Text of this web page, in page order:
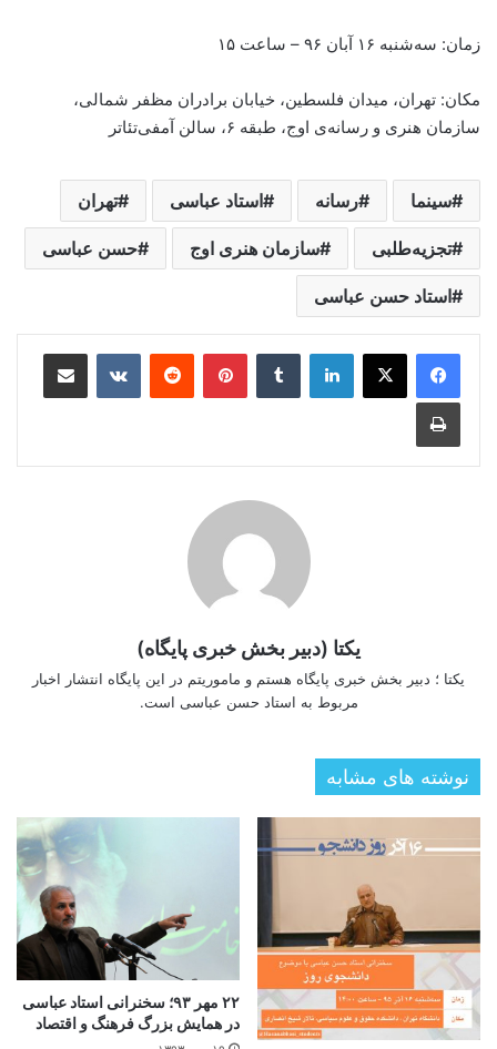
زمان: سه‌شنبه ۱۶ آبان ۹۶ – ساعت ۱۵
مکان: تهران، میدان فلسطین، خیابان برادران مظفر شمالی،
سازمان هنری و رسانه‌ی اوج، طبقه ۶، سالن آمفی‌تئاتر
سینما رسانه استاد عباسی تهران
تجزیه‌طلبی سازمان هنری اوج حسن عباسی
استاد حسن عباسی
لینکدین ‫تامبلر ‫پین‌ترست‫رددیت ‫VKontakteاشتراک گذاری از طریق ایمیل
چاپ
یکتا (دبیر بخش خبری پایگاه)
یکتا ؛ دبیر بخش خبری پایگاه هستم و ماموریتم در این پایگاه انتشار اخبار
مربوط به استاد حسن عباسی است.
نوشته های مشابه
۲۲ مهر ۹۳؛ سخنرانی استاد عباسی
در همایش بزرگ فرهنگ و اقتصاد